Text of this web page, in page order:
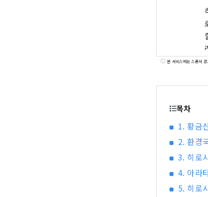
본 서비스에는 스폰서
목차
1. 황금
2. 환경
3. 히로
4. 아라
5. 히로